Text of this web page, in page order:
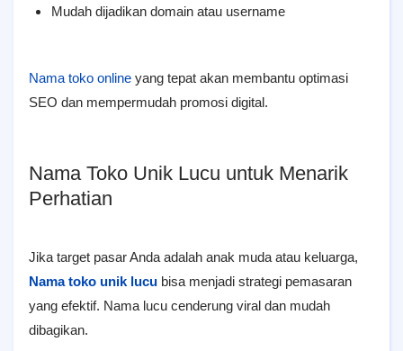
Mudah dijadikan domain atau username
Nama toko online yang tepat akan membantu optimasi
SEO dan mempermudah promosi digital.
Nama Toko Unik Lucu untuk Menarik
Perhatian
Jika target pasar Anda adalah anak muda atau keluarga,
Nama toko unik lucu bisa menjadi strategi pemasaran
yang efektif. Nama lucu cenderung viral dan mudah
dibagikan.